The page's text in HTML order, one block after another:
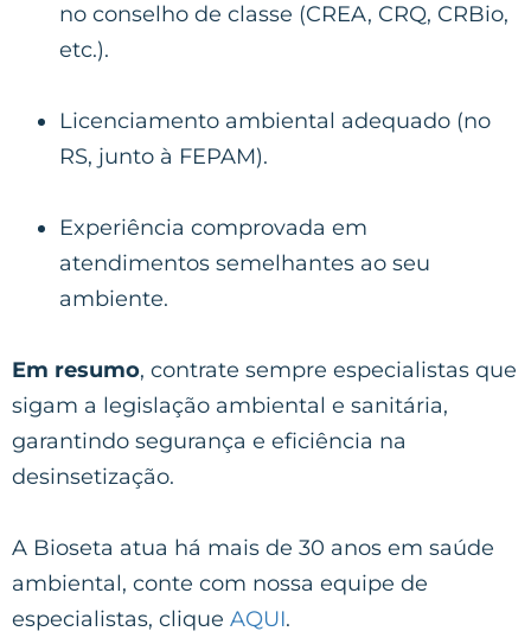
no conselho de classe (CREA, CRQ, CRBio,
etc.).
Licenciamento ambiental adequado (no
RS, junto à FEPAM).
Experiência comprovada em
atendimentos semelhantes ao seu
ambiente.
Em resumo, contrate sempre especialistas que
sigam a legislação ambiental e sanitária,
garantindo segurança e eficiência na
desinsetização.
A Bioseta atua há mais de 30 anos em saúde
ambiental, conte com nossa equipe de
especialistas, clique AQUI.